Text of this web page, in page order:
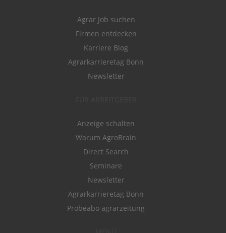
Agrar Job suchen
Firmen entdecken
Karriere Blog
Agrarkarrieretag Bonn
Newsletter
Anzeige schalten
Warum AgroBrain
Direct Search
Seminare
Newsletter
Agrarkarrieretag Bonn
Probeabo agrarzeitung